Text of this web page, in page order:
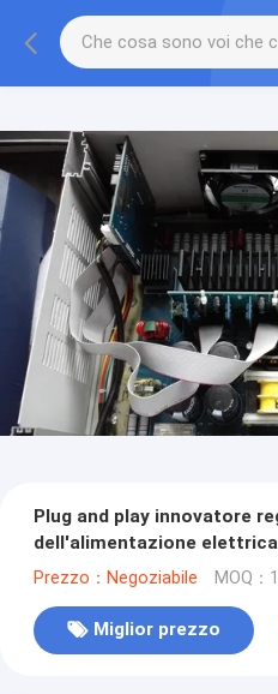
Plug and play innovatore
dell'alimentazione
Prezzo：Negoziabile MOQ：
Miglior prezzo